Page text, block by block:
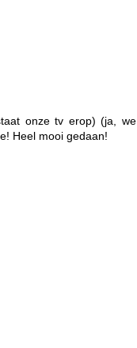
onze tv erop) (ja, we
Heel mooi gedaan!